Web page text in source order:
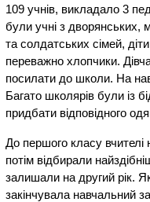
109 учнів, викладало 3
були учні з дворянських,
та солдатських сімей,
переважно хлопчики.
посилати до школи. На
Багато школярів були із
придбати відповідного
До першого класу вчителі
потім відбирали
залишали на другий рік.
закінчувала навчальний